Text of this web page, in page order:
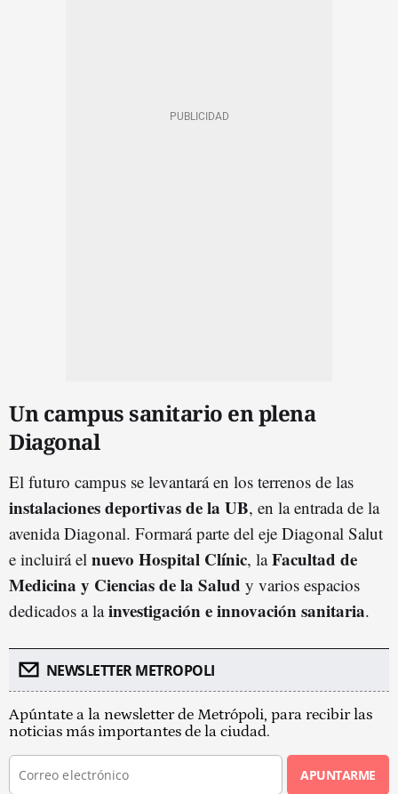
Un campus sanitario en plena
Diagonal
El futuro campus se levantará en los terrenos de las
instalaciones deportivas de la UB, en la entrada de la
avenida Diagonal. Formará parte del eje Diagonal Salut
e incluirá el nuevo Hospital Clínic, laFacultad de
Medicina y Ciencias de la Salud y varios espacios
dedicados a lainvestigación e innovación sanitaria.
NEWSLETTER METROPOLI
Apúntate a la newsletter de Metrópoli, para recibir las
noticias más importantes de la ciudad.
APUNTARME